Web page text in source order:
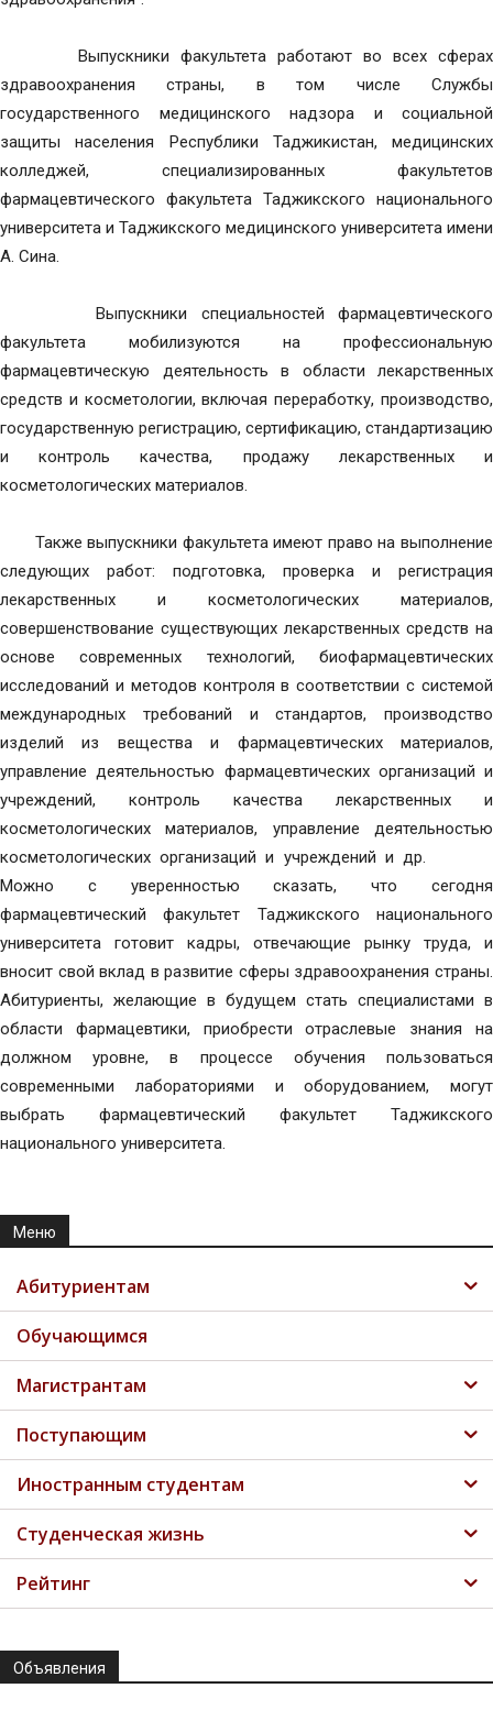
Выпускники факультета работают во всех сферах
здравоохранения страны, в том числе Службы
государственного медицинского надзора и социальной
защиты населения Республики Таджикистан, медицинских
колледжей, специализированных факультетов
фармацевтического факультета Таджикского национального
университета и Таджикского медицинского университета имени
А. Сина.
Выпускники специальностей фармацевтического
факультета мобилизуются на профессиональную
фармацевтическую деятельность в области лекарственных
средств и косметологии, включая переработку, производство,
государственную регистрацию, сертификацию, стандартизацию
и контроль качества, продажу лекарственных и
косметологических материалов.
Также выпускники факультета имеют право на выполнение
следующих работ: подготовка, проверка и регистрация
лекарственных и косметологических материалов,
совершенствование существующих лекарственных средств на
основе современных технологий, биофармацевтических
исследований и методов контроля в соответствии с системой
международных требований и стандартов, производство
изделий из вещества и фармацевтических материалов,
управление деятельностью фармацевтических организаций и
учреждений, контроль качества лекарственных и
косметологических материалов, управление деятельностью
косметологических организаций и учреждений и др.
Можно с уверенностью сказать, что сегодня
фармацевтический факультет Таджикского национального
университета готовит кадры, отвечающие рынку труда, и
вносит свой вклад в развитие сферы здравоохранения страны.
Абитуриенты, желающие в будущем стать специалистами в
области фармацевтики, приобрести отраслевые знания на
должном уровне, в процессе обучения пользоваться
современными лабораториями и оборудованием, могут
выбрать фармацевтический факультет Таджикского
национального университета.
Меню
Абитуриентам
Обучающимся
Магистрантам
Поступающим
Иностранным студентам
Студенческая жизнь
Рейтинг
Объявления